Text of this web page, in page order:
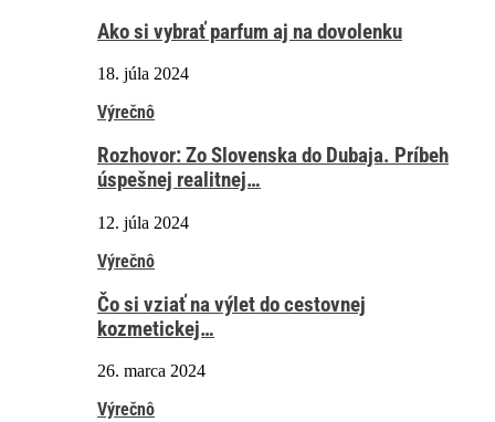
Ako si vybrať parfum aj na dovolenku
18. júla 2024
Výrečnô
Rozhovor: Zo Slovenska do Dubaja. Príbeh
úspešnej realitnej…
12. júla 2024
Výrečnô
Čo si vziať na výlet do cestovnej
kozmetickej…
26. marca 2024
Výrečnô